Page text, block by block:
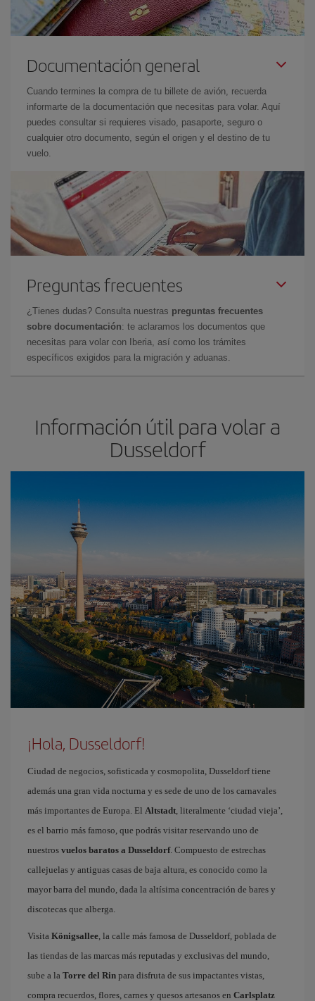
Documentación general
Cuando termines la compra de tu billete de avión, recuerda
informarte de la documentación que necesitas para volar. Aquí
puedes consultar si requieres visado, pasaporte, seguro o
cualquier otro documento, según el origen y el destino de tu
vuelo.
Preguntas frecuentes
¿Tienes dudas? Consulta nuestras preguntas frecuentes
sobre documentación: te aclaramos los documentos que
necesitas para volar con Iberia, así como los trámites
específicos exigidos para la migración y aduanas.
Información útil para volar a
Dusseldorf
¡Hola, Dusseldorf!
Ciudad de negocios, sofisticada y cosmopolita, Dusseldorf tiene
además una gran vida nocturna y es sede de uno de los carnavales
más importantes de Europa. El Altstadt , literalmente ‘ciudad vieja’,
es el barrio más famoso, que podrás visitar reservando uno de
nuestros vuelos baratos a Dusseldorf. Compuesto de estrechas
callejuelas y antiguas casas de baja altura, es conocido como la
mayor barra del mundo, dada la altísima concentración de bares y
discotecas que alberga.
Visita Königsallee , la calle más famosa de Dusseldorf, poblada de
las tiendas de las marcas más reputadas y exclusivas del mundo,
sube a la Torre del Rin para disfruta de sus impactantes vistas,
compra recuerdos, flores, carnes y quesos artesanos en Carlsplatz